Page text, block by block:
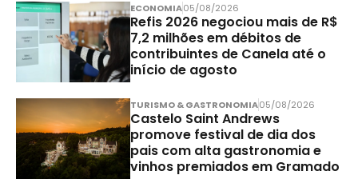
ECONOMIA05/08/2026
Refis 2026 negociou mais de R$
7,2 milhões em débitos de
contribuintes de Canela até o
início de agosto
TURISMO & GASTRONOMIA05/08/2026
Castelo Saint Andrews
promove festival de dia dos
pais com alta gastronomia e
vinhos premiados em Gramado